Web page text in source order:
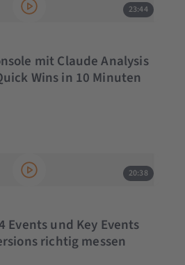
23:44
mit Claude Analysis
Wins in 10 Minuten
20:38
Events und Key Events
richtig messen